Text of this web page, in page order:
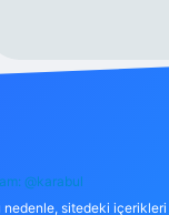
@karabul
nedenle, sitedeki